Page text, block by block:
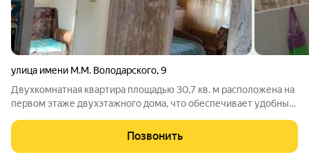
улица имени М.М. Володарского,9
Двухкомнатная квартира площадью 30,7 кв. м расположена на
первом этаже двухэтажного дома, что обеспечивает удобный
Объект отличается юридической чистотой: один взрослый
собственник,
Позвонить